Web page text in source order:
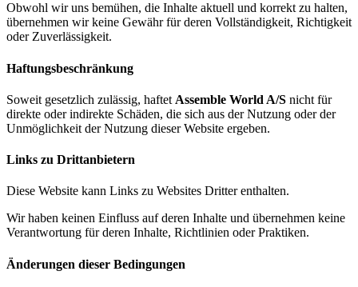
Obwohl wir uns bemühen, die Inhalte aktuell und korrekt zu halten,
übernehmen wir keine Gewähr für deren Vollständigkeit, Richtigkeit
oder Zuverlässigkeit.
Haftungsbeschränkung
Soweit gesetzlich zulässig, haftet Assemble World A/S nicht für
direkte oder indirekte Schäden, die sich aus der Nutzung oder der
Unmöglichkeit der Nutzung dieser Website ergeben.
Links zu Drittanbietern
Diese Website kann Links zu Websites Dritter enthalten.
Wir haben keinen Einfluss auf deren Inhalte und übernehmen keine
Verantwortung für deren Inhalte, Richtlinien oder Praktiken.
Änderungen dieser Bedingungen